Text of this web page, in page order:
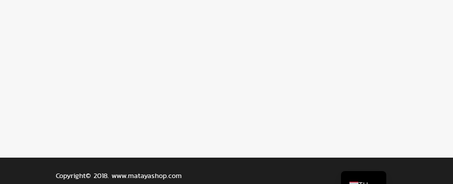
Copyright© 2018. www.matayashop.com